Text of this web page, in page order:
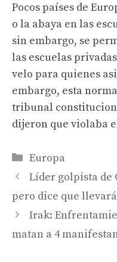
Pocos países de
o la abaya en las
sin embargo, se
las escuelas
velo para quienes
embargo, esta
tribunal
dijeron que violaba
Categories
Europa
Líder golpista de
pero dice que
Irak:
matan a 4